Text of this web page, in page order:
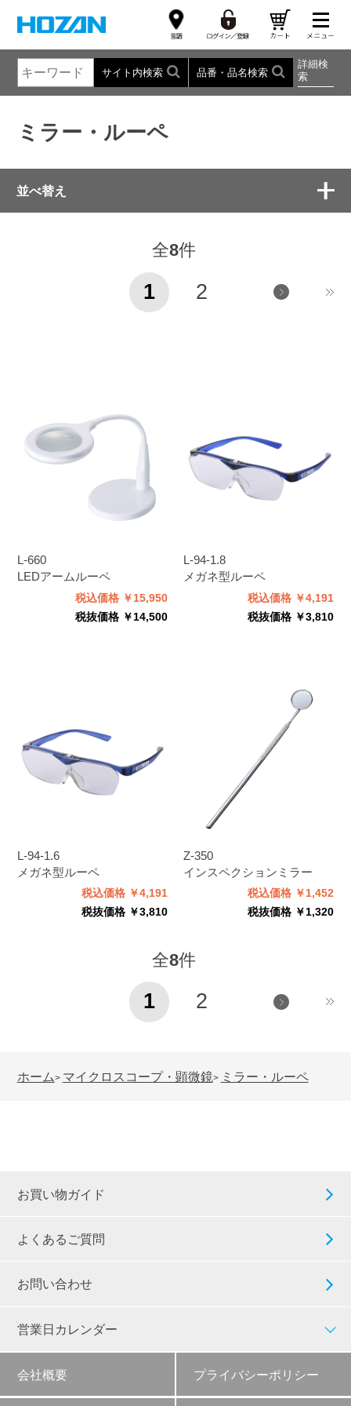
サイト内検索 品番・品名検索
詳細検
索
ミラー・ルーペ
並べ替え
全8件
1 2
L-660
LEDアームルーペ
税込価格 ￥15,950
税抜価格 ￥14,500
L-94-1.8
メガネ型ルーペ
税込価格 ￥4,191
税抜価格 ￥3,810
L-94-1.6
メガネ型ルーペ
税込価格 ￥4,191
税抜価格 ￥3,810
Z-350
インスペクションミラー
税込価格 ￥1,452
税抜価格 ￥1,320
全8件
1 2
ホーム> マイクロスコープ・顕微鏡> ミラー・ルーペ
お買い物ガイド
よくあるご質問
お問い合わせ
営業日カレンダー
会社概要 プライバシーポリシー